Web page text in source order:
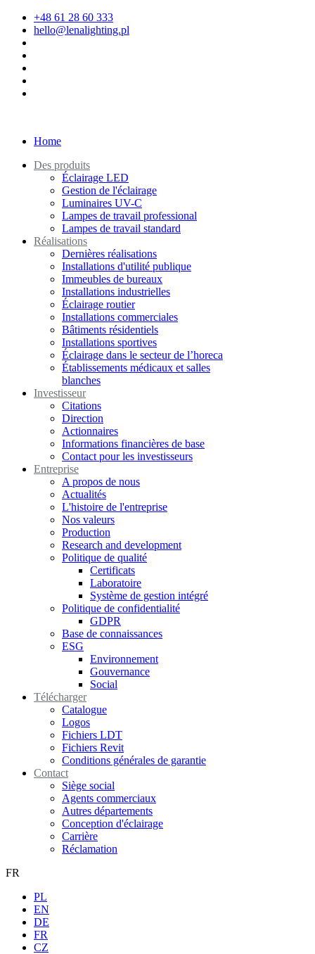
+48 61 28 60 333
hello@lenalighting.pl
Home
Des produits
Éclairage LED
Gestion de l'éclairage
Luminaires UV-C
Lampes de travail professional
Lampes de travail standard
Réalisations
Dernières réalisations
Installations d'utilité publique
Immeubles de bureaux
Installations industrielles
Éclairage routier
Installations commerciales
Bâtiments résidentiels
Installations sportives
Éclairage dans le secteur de l’horeca
Établissements médicaux et salles
blanches
Investisseur
Citations
Direction
Actionnaires
Informations financières de base
Contact pour les investisseurs
Entreprise
A propos de nous
Actualités
L'histoire de l'entreprise
Nos valeurs
Production
Research and development
Politique de qualité
Certificats
Laboratoire
Système de gestion intégré
Politique de confidentialité
GDPR
Base de connaissances
ESG
Environnement
Gouvernance
Social
Télécharger
Catalogue
Logos
Fichiers LDT
Fichiers Revit
Conditions générales de garantie
Contact
Siège social
Agents commerciaux
Autres départements
Conception d'éclairage
Carrière
Réclamation
FR
PL
EN
DE
FR
CZ